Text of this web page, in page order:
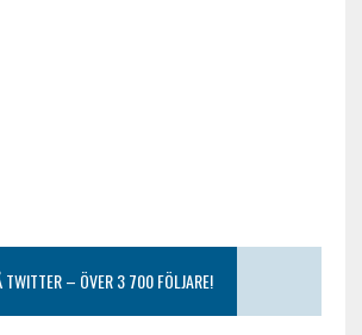
TWITTER – ÖVER 3 700 FÖLJARE!